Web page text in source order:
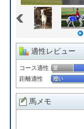
適性レビュー
コース適性
距離適性
馬メモ